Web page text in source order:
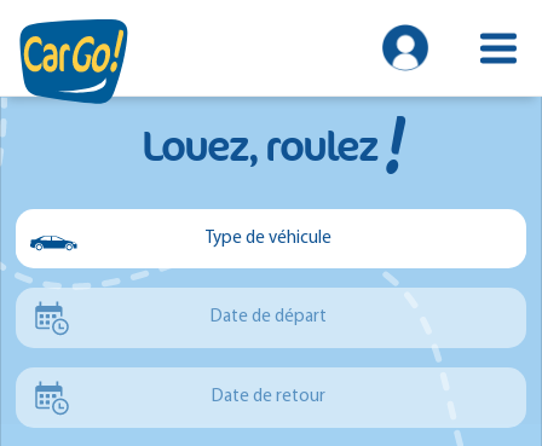
Louez, roulez!
Type de véhicule
Voiture
Date de départ
Date de retour